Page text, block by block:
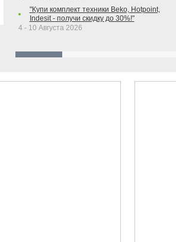
"Купи комплект техники Beko, Hotpoint,
Indesit - получи скидку до 30%!"
4 - 10 Августа 2026